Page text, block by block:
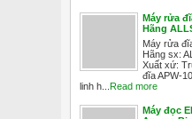
Máy rửa
Hãng
Máy rửa
Hãng sx:
Xuất xứ:
đĩa APW-
linh h... Read more
Máy đọc